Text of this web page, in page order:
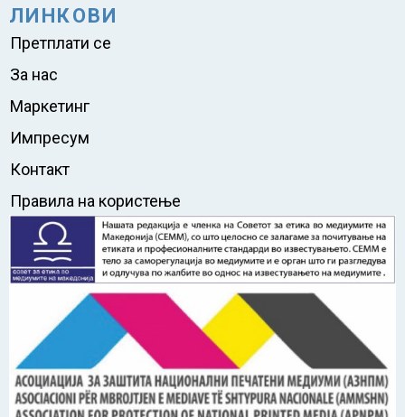
ЛИНКОВИ
Претплати се
За нас
Маркетинг
Импресум
Контакт
Правила на користење